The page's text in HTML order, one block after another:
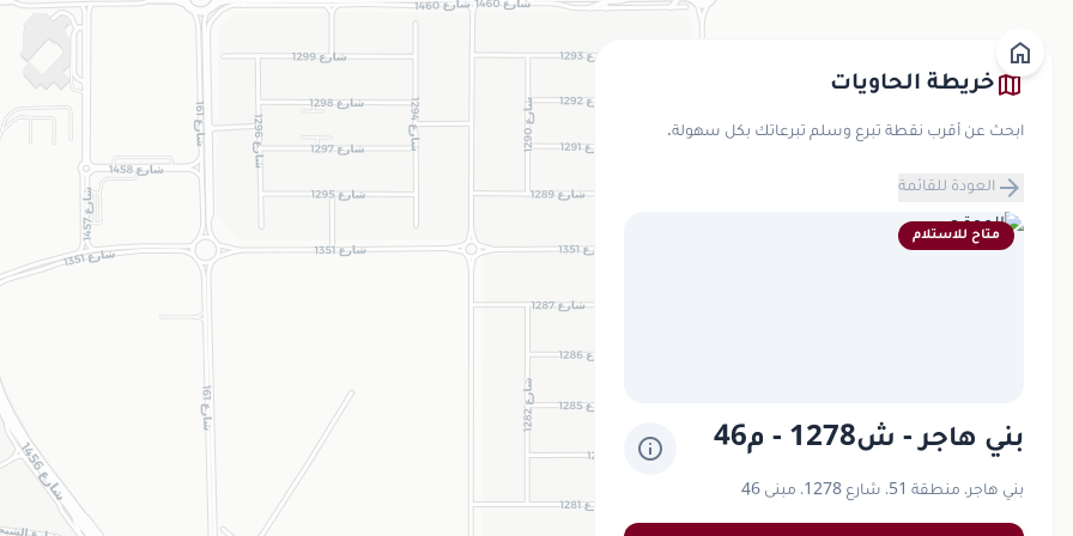
home
map خريطة الحاويات
ابحث عن أقرب نقطة تبرع وسلم تبرعاتك بكل سهولة.
arrow_forward العودة للقائمة
متاح للاستلام
بني هاجر - ش1278 - م46 info
بني هاجر، منطقة 51، شارع 1278، مبنى 46